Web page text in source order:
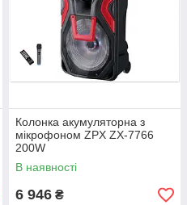
Колонка акумуляторна з
мікрофоном ZPX ZX-7766
200W
(Bluetooth/USB/FM/TWS)
В наявності
6 946 ₴